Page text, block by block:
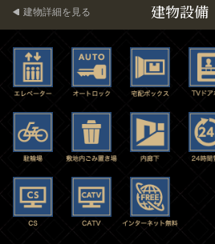
建物設備
建物詳細を見る